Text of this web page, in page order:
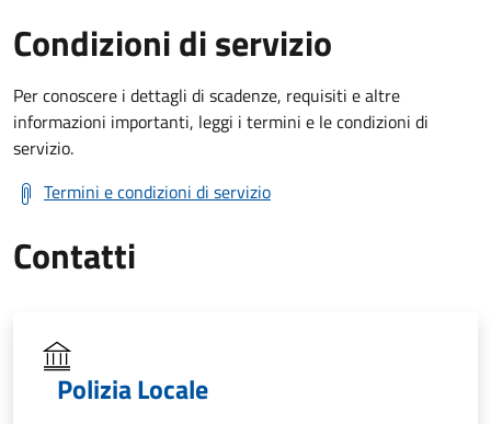
Condizioni di servizio
Per conoscere i dettagli di scadenze, requisiti e altre
informazioni importanti, leggi i termini e le condizioni di
servizio.
Termini e condizioni di servizio
Contatti
Polizia Locale